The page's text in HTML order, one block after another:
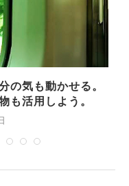
の気も動かせる。
も活用しよう。